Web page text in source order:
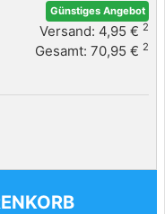
Günstiges Angebot
Versand: 4,95 € 2
Gesamt: 70,95 € 2